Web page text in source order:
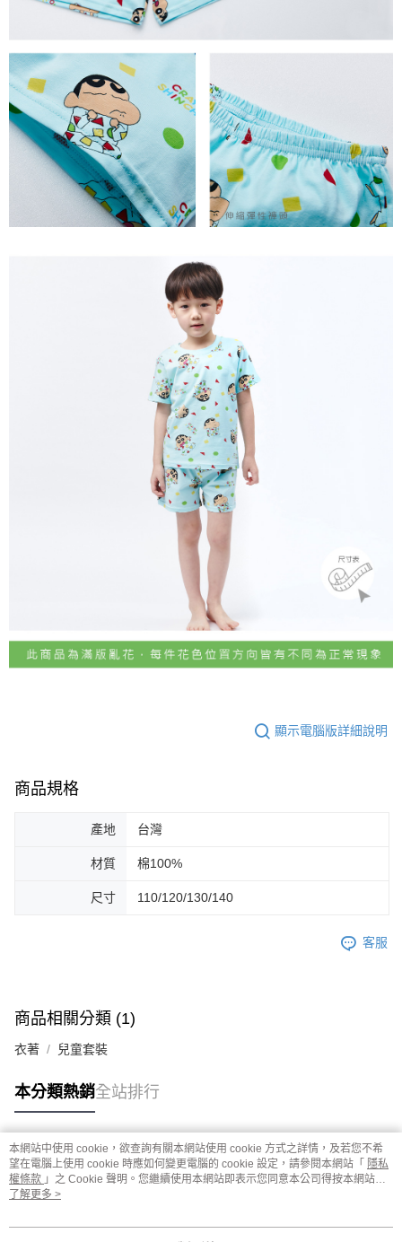
顯示電腦版詳細說明
商品規格
產地 台灣
材質 棉100%
尺寸 110/120/130/140
客服
商品相關分類 (1)
衣著 兒童套裝
本分類熱銷全站排行
熱門標籤
本網站中使用 cookie，欲查詢有關本網站使用 cookie 方式之詳情，及若您不希
望在電腦上使用 cookie 時應如何變更電腦的 cookie 設定，請參閱本網站「 隱私
權條款 」之 Cookie 聲明。您繼續使用本網站即表示您同意本公司得按本網站使
用條款之 Cookie 聲明使用 cookie。
了解更多 >